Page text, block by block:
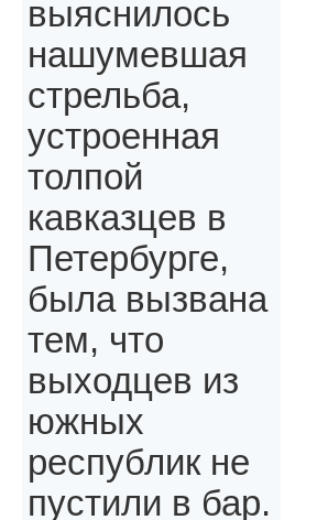
выяснилось
нашумевшая
стрельба,
устроенная
толпой
кавказцев в
Петербурге,
была вызвана
тем, что
выходцев из
южных
республик не
пустили в бар.